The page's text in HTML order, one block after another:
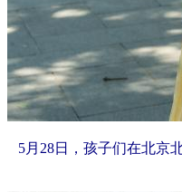
5月28日，孩子们在北京